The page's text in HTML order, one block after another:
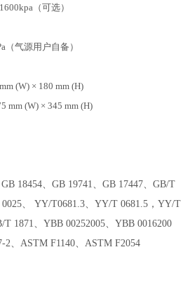
（可选）
（气源用户自备）
(W) × 180 mm (H)
mm (W) × 345 mm (H)
18454、GB 19741、GB 17447、GB/T
0025、 YY/T0681.3、YY/T 0681.5，YY/T
1871、YBB 00252005、YBB 0016200
2、ASTM F1140、ASTM F2054